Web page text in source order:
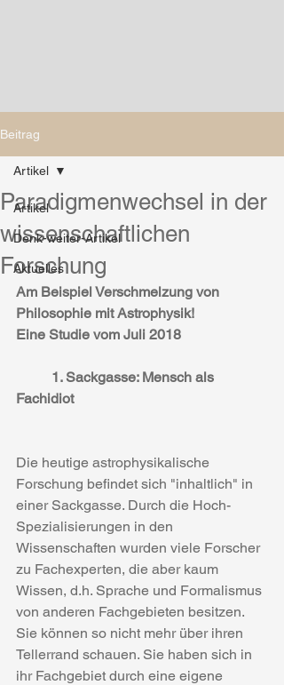
Beitrag
Artikel
Denk-weiter-Artikel
Aktuelles
Artikel
Paradigmenwechsel in der
wissenschaftlichen
Forschung
Am Beispiel Verschmelzung von
Philosophie mit Astrophysik!
Eine Studie vom Juli 2018
1. Sackgasse: Mensch als
Fachidiot
Die heutige astrophysikalische
Forschung befindet sich "inhaltlich" in
einer Sackgasse. Durch die Hoch-
Spezialisierungen in den
Wissenschaften wurden viele Forscher
zu Fachexperten, die aber kaum
Wissen, d.h. Sprache und Formalismus
von anderen Fachgebieten besitzen.
Sie können so nicht mehr über ihren
Tellerrand schauen. Sie haben sich in
ihr Fachgebiet durch eine eigene